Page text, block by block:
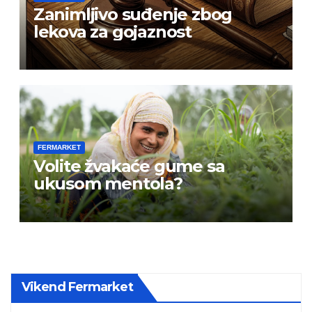
Zanimljivo suđenje zbog
lekova za gojaznost
FERMARKET
Volite žvakaće gume sa
ukusom mentola?
Vikend Fermarket